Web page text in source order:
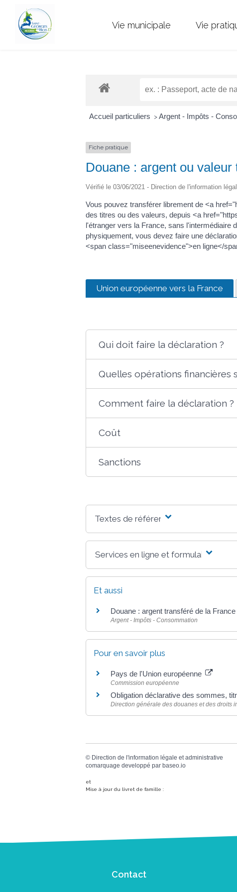
Vie municipale Vie
Accueil particuliers > Argent - Impôts -
Fiche pratique
Douane : argent ou
Vérifié le 03/06/2021 - Direction de l'information
Vous pouvez transférer librement de <a
des titres ou des valeurs, depuis <a
l'étranger vers la France, sans l'intermédiaire
physiquement, vous devez faire une
<span class="miseenevidence">en ligne</
Union européenne vers la France
Qui doit faire la déclaration ?
Quelles opérations financières
Comment faire la déclaration ?
Coût
Sanctions
Textes de référence
Services en ligne et formulaires
Et aussi
Douane : argent transféré de la
Argent - Impôts - Consommation
Pour en savoir plus
Pays de l'Union européenne
Commission européenne
Obligation déclarative des sommes,
Direction générale des douanes et des droits
© Direction de l'information légale et administrative
comarquage developpé par baseo.io
et
Mise à jour du livret de famille :
Contact